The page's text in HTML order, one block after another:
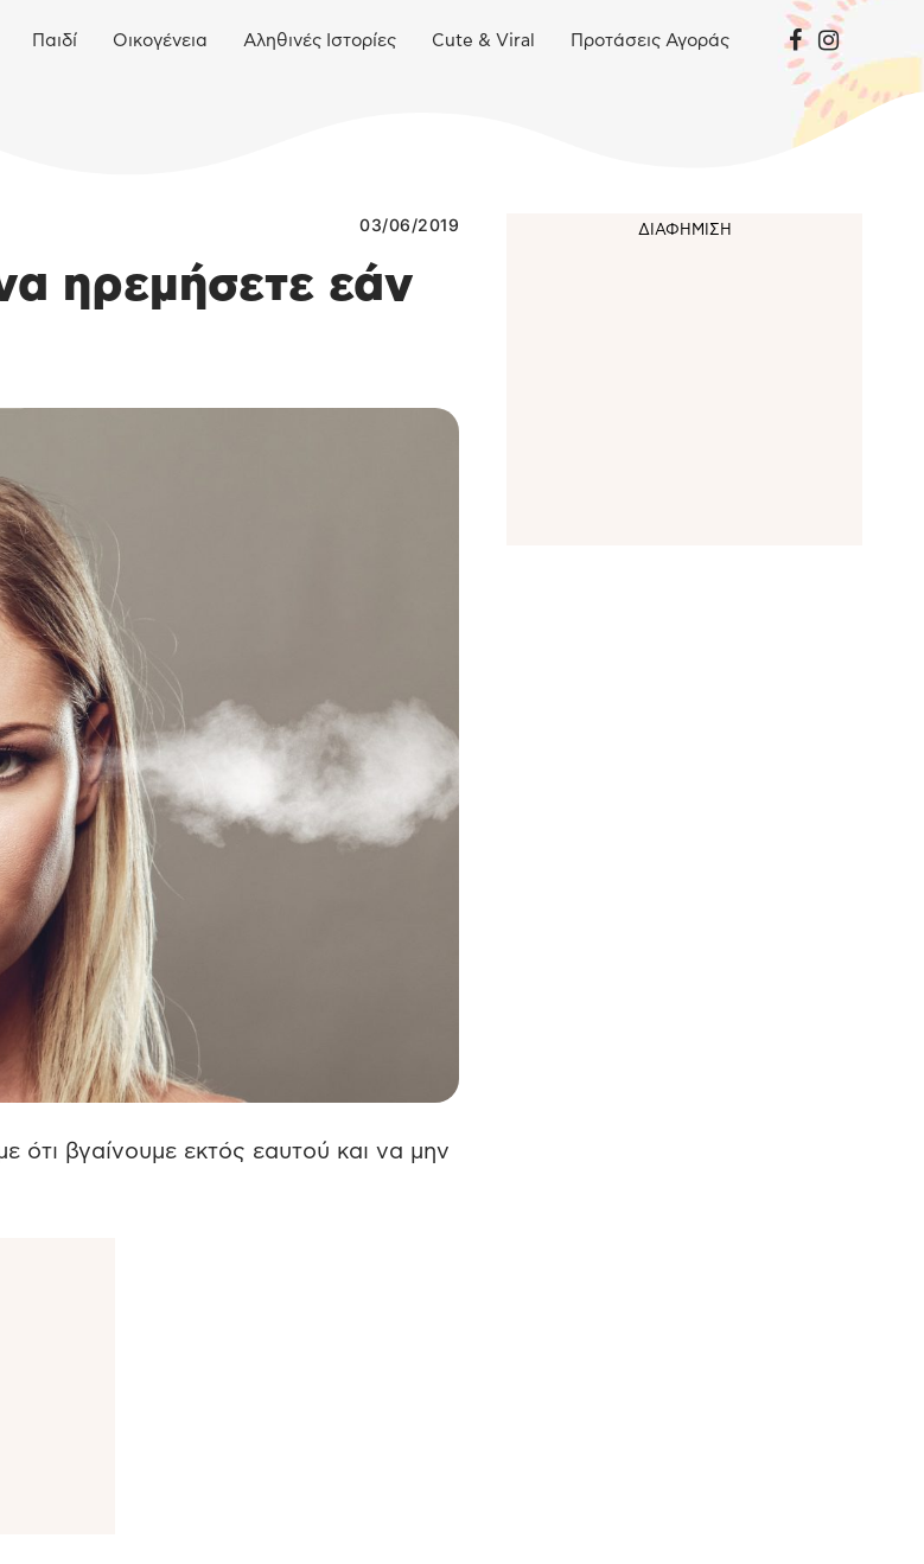
Παιδί Οικογένεια Αληθινές Ιστορίες Cute & Viral Προτάσεις Αγοράς
03/06/2019
ηρεμήσετε εάν
ότι βγαίνουμε εκτός εαυτού και να μην